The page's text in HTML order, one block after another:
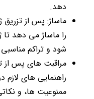
دهد.
ماساژ: پس از
را ماساژ می دهد
شود و تراکم
مراقبت های پس از
راهنمایی های لازم
ممنوعیت ها، و